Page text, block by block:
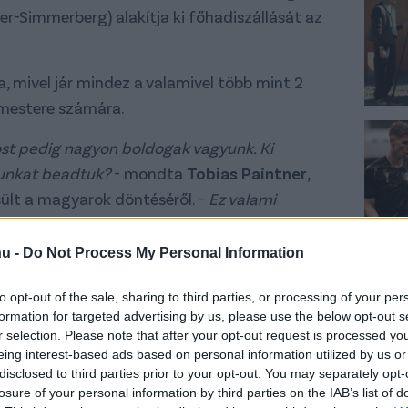
- Do Not Process My Personal Information
opt-out of the sale, sharing to third parties, or processing of your
for targeted advertising by us, please use the below opt-out
selection. Please note that after your opt-out request is processed
interest-based ads based on personal information utilized by us
to third parties prior to your opt-out. You may separately
of your personal information by third parties on the IAB’s list of
Simmerberg) alakítja ki főhadiszállását az
mivel jár mindez a valamivel több mint 2
számára.
pedig nagyon boldogak vagyunk. Ki
beadtuk?- mondta Tobias Paintner,
a magyarok döntéséről. - Ez valami
számára- tette hozzá.
hogy legkésőbb a Németország elleni Eb-
magyar válogatott valószínűleg
tudósításainak középpontjába kerül - és
- mondja Paintner, aki szerint az